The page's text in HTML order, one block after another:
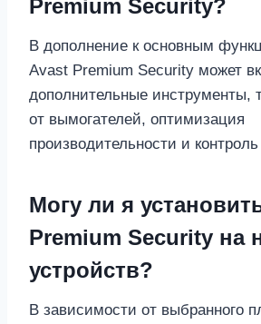
Premium Security?
В дополнение к основным
Avast Premium Security может
дополнительные инструменты,
от вымогателей, оптимизация
производительности и
Могу ли я
Premium Security на
устройств?
В зависимости от выбранного